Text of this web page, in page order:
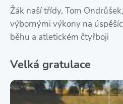
Žák naší třídy, Tom
výbornými výkony na
běhu a atletickém čtyřboji
Velká gratulace